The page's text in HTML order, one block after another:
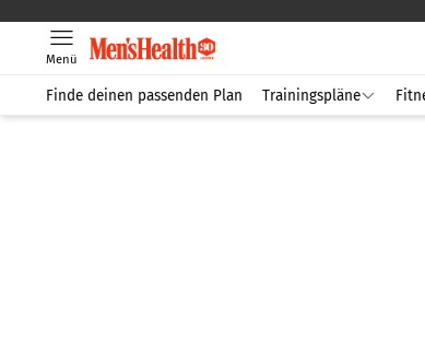
Menü
Finde deinen passenden Plan Trainingspläne